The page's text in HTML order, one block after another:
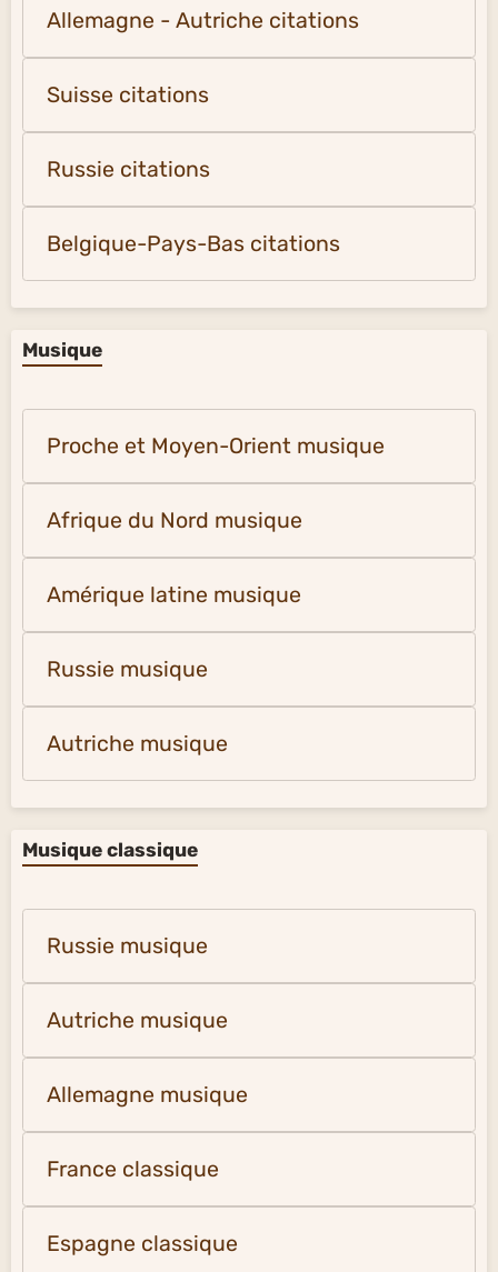
Allemagne - Autriche citations
Suisse citations
Russie citations
Belgique-Pays-Bas citations
Musique
Proche et Moyen-Orient musique
Afrique du Nord musique
Amérique latine musique
Russie musique
Autriche musique
Musique classique
Russie musique
Autriche musique
Allemagne musique
France classique
Espagne classique